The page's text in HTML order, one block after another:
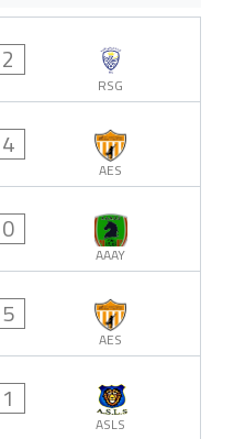
2
RSG
4
AES
0
AAAY
5
AES
1
ASLS